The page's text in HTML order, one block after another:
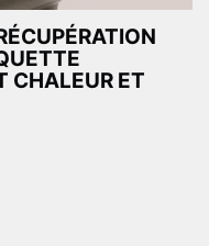
CHALEUR ET